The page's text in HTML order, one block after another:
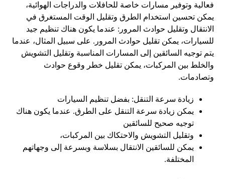
فعالية وتوفير مسارات خاصة للحافلات والدراجات الهوائية،
يمكن تحسين استخدام الطرق وتقليل الوقت المستغرق في
الانتقال وتقليل حوادث المرور: عندما يكون هناك تنظيم جيد
للسيارات، يمكن تقليل حوادث المرور. على سبيل المثال، عندما
يتم توجيه السائقين إلى المسارات المناسبة وتقليل التشويش
والخلط بين المركبات، يمكن تقليل خطر وقوع حوادث
وتصادمات.
زيادة سرعة التنقل: بفضل تنظيم السيارات
يمكن زيادة سرعة التنقل على الطرق. عندما يكون هناك
توجيه صحيح للسائقين
وتقليل التشويش والاحتكاك بين المركبات،
يمكن للسائقين الانتقال بسلاسة وبسرعة إلى وجهاتهم
المختلفة.